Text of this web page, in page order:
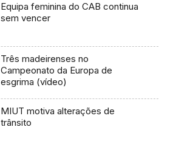
Equipa feminina do CAB continua
sem vencer
Três madeirenses no
Campeonato da Europa de
esgrima (vídeo)
MIUT motiva alterações de
trânsito